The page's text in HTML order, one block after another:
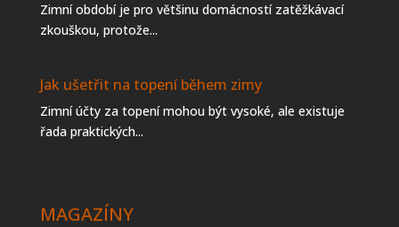
Zimní období je pro většinu domácností zatěžkávací
zkouškou, protože...
Jak ušetřit na topení během zimy
Zimní účty za topení mohou být vysoké, ale existuje
řada praktických...
MAGAZÍNY